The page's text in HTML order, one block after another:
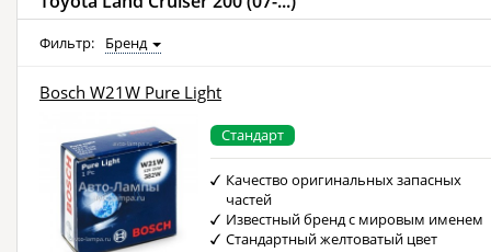
Фильтр: Бренд
Bosch W21W Pure Light
Стандарт
Качество оригинальных запасных
частей
Известный бренд с мировым именем
Стандартный желтоватый цвет